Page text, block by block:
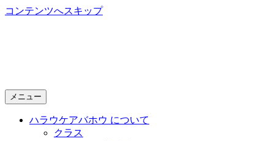
コンテンツへスキップ
メニュー
ハラウケアバホウ について
クラス